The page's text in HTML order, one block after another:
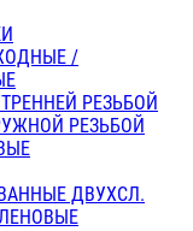
/
РЕЗЬБОЙ
РЕЗЬБОЙ
ДВУХСЛ.